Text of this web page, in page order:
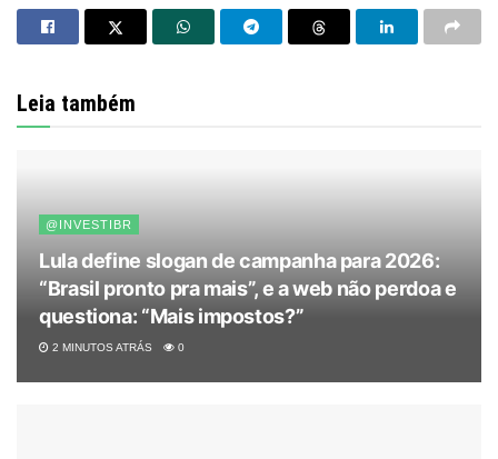
Leia também
@INVESTIBR
Lula define slogan de campanha para 2026:
“Brasil pronto pra mais”, e a web não perdoa e
questiona: “Mais impostos?”
2 MINUTOS ATRÁS 0